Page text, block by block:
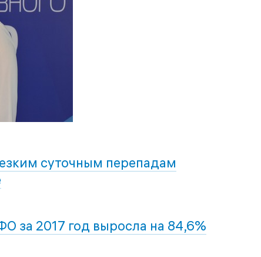
суточным перепадам
за 2017 год выросла на 84,6%